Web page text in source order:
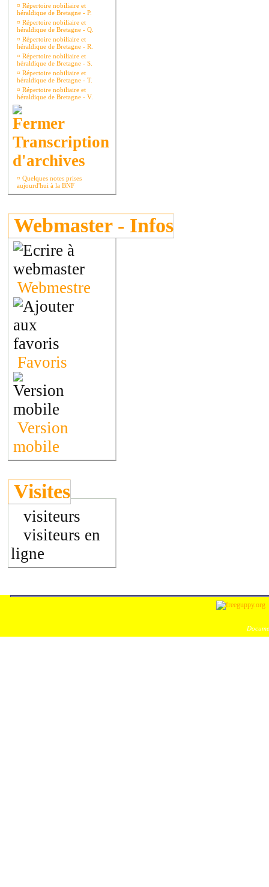
¤ Répertoire nobiliaire et
héraldique de Bretagne - P.
¤ Répertoire nobiliaire et
héraldique de Bretagne - Q.
¤ Répertoire nobiliaire et
héraldique de Bretagne - R.
¤ Répertoire nobiliaire et
héraldique de Bretagne - S.
¤ Répertoire nobiliaire et
héraldique de Bretagne - T.
¤ Répertoire nobiliaire et
héraldique de Bretagne - V.
Transcription
d'archives
¤ Quelques notes prises
aujourd'hui à la BNF
Webmaster - Infos
Webmestre
Favoris
Version
mobile
Visites
visiteurs
visiteurs en
ligne